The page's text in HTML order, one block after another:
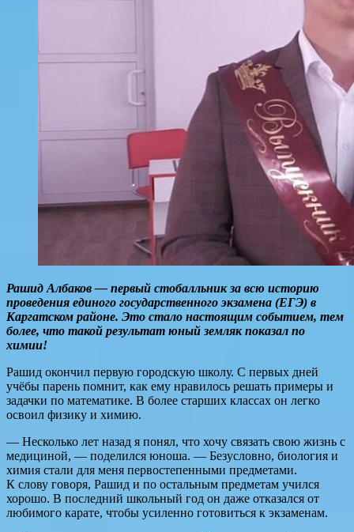
Рашид Албаков — первый стобалльник за всю историю
проведения единого государственного экзамена (ЕГЭ) в
Каргатском районе. Это стало настоящим событием, тем
более, что такой результат юный земляк показал по
химии!
Рашид окончил первую городскую школу. С первых дней
учёбы парень помнит, как ему нравилось решать примеры и
задачки по математике. В более старших классах он легко
освоил физику и химию.
— Несколько лет назад я понял, что хочу связать свою жизнь с
медициной, — поделился юноша. — Безусловно, биология и
химия стали для меня первостепенными предметами.
К слову говоря, Рашид и по остальным предметам учился
хорошо. В последний школьный год он даже отказался от
любимого карате, чтобы усиленно готовиться к экзаменам.